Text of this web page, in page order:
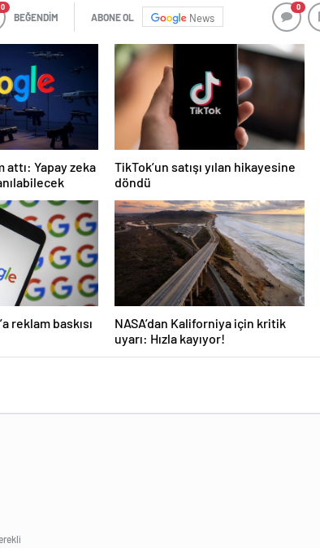
0
BEĞENDİM ABONE OL News
0
attı: Yapay zeka
TikTok’un satışı yılan hikayesine
döndü
reklam baskısı
NASA’dan Kaliforniya için kritik
uyarı: Hızla kayıyor!